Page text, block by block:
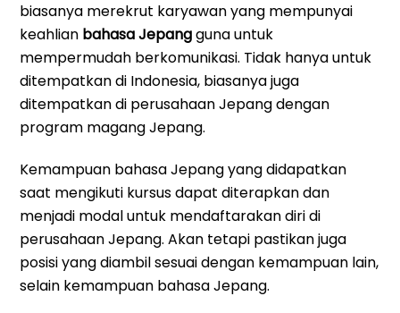
biasanya merekrut karyawan yang mempunyai
keahlian bahasa Jepangguna untuk
mempermudah berkomunikasi. Tidak hanya untuk
ditempatkan di Indonesia, biasanya juga
ditempatkan di perusahaan Jepang dengan
program magang Jepang.
Kemampuan bahasa Jepang yang didapatkan
saat mengikuti kursus dapat diterapkan dan
menjadi modal untuk mendaftarakan diri di
perusahaan Jepang. Akan tetapi pastikan juga
posisi yang diambil sesuai dengan kemampuan lain,
selain kemampuan bahasa Jepang.